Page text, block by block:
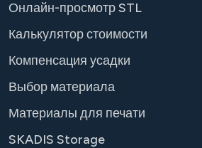
Онлайн-просмотр STL
Калькулятор стоимости
Компенсация усадки
Выбор материала
Материалы для печати
SKADIS Storage